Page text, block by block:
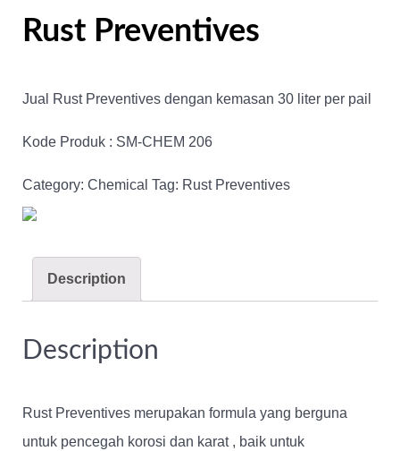
Rust Preventives
Jual Rust Preventives dengan kemasan 30 liter per pail
Kode Produk : SM-CHEM 206
Category: Chemical Tag: Rust Preventives
Description
Description
Rust Preventives merupakan formula yang berguna
untuk pencegah korosi dan karat , baik untuk